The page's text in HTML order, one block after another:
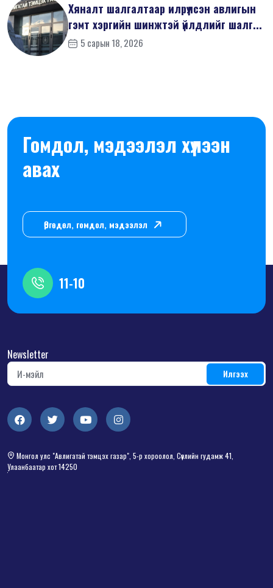
Хяналт шалгалтаар илрүүлсэн авлигын
гэмт хэргийн шинжтэй үйлдлийг шалг...
5 сарын 18, 2026
Гомдол, мэдээлэл хүлээн
авах
Өргөдөл, гомдол, мэдээлэл
11-10
Newsletter
Монгол улс "Авлигатай тэмцэх газар", 5-р хороолол, Сөүлийн гудамж 41,
Улаанбаатар хот 14250